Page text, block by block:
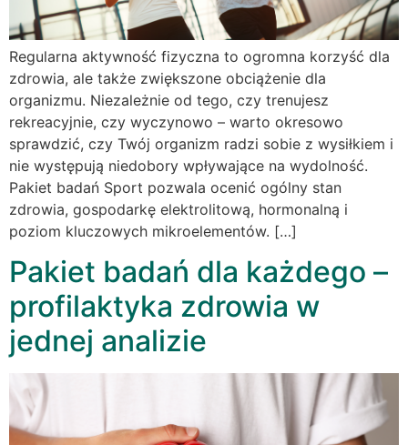
Regularna aktywność fizyczna to ogromna korzyść dla
zdrowia, ale także zwiększone obciążenie dla
organizmu. Niezależnie od tego, czy trenujesz
rekreacyjnie, czy wyczynowo – warto okresowo
sprawdzić, czy Twój organizm radzi sobie z wysiłkiem i
nie występują niedobory wpływające na wydolność.
Pakiet badań Sport pozwala ocenić ogólny stan
zdrowia, gospodarkę elektrolitową, hormonalną i
poziom kluczowych mikroelementów. […]
Pakiet badań dla każdego –
profilaktyka zdrowia w
jednej analizie